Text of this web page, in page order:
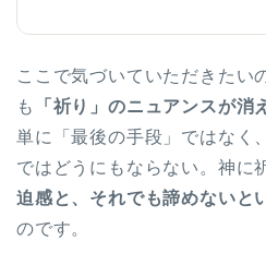
ここで気づいていただきたい
も
「祈り」のニュアンスが消
単に「最後の手段」ではなく
ではどうにもならない。神に
迫感と、それでも諦めないと
のです。